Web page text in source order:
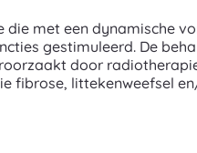
die met een dynamische
gestimuleerd. De
door
fibrose, littekenweefsel